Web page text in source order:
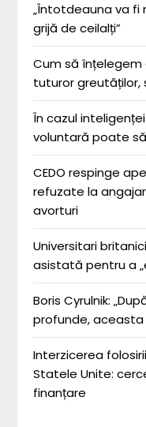
„Întotdeauna va fi
grijă de ceilalți”
Cum să înțelegem
tuturor greutăților,
În cazul
voluntară poate
CEDO respinge
refuzate la
avorturi
Universitari
asistată pentru a
Boris Cyrulnik:
profunde, aceasta
Interzicerea
Statele Unite:
finanțare